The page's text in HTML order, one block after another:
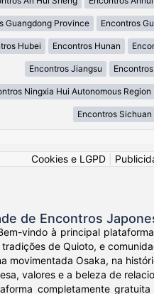
Guangdong Province Encontros
Hubei Encontros Hunan
Encontros Jiangsu
Ningxia Hui Autonomous Region
Encontros Sichuan
Cookies e LGPD
de Encontros
vindo à principal
de Quioto, e
movimentada Osaka, na
valores e a beleza de
completamente